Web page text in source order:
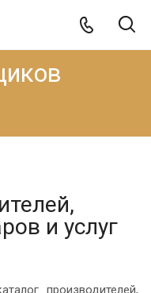
и услуг
производителей,